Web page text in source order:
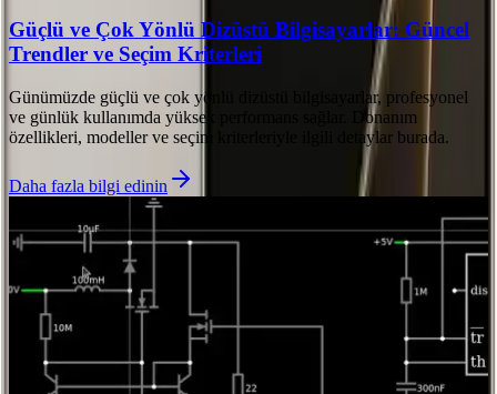
Güçlü ve Çok Yönlü Dizüstü Bilgisayarlar: Güncel
Trendler ve Seçim Kriterleri
Günümüzde güçlü ve çok yönlü dizüstü bilgisayarlar, profesyonel
ve günlük kullanımda yüksek performans sağlar. Donanım
özellikleri, modeller ve seçim kriterleriyle ilgili detaylar burada.
Daha fazla bilgi edinin